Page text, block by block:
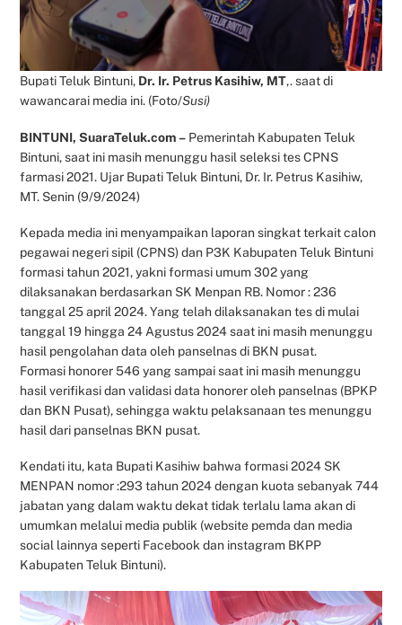
Bupati Teluk Bintuni, Dr. Ir. Petrus Kasihiw, MT,. saat di
wawancarai media ini. (Foto/Susi)
BINTUNI, SuaraTeluk.com – Pemerintah Kabupaten Teluk
Bintuni, saat ini masih menunggu hasil seleksi tes CPNS
farmasi 2021. Ujar Bupati Teluk Bintuni, Dr. Ir. Petrus Kasihiw,
MT. Senin (9/9/2024)
Kepada media ini menyampaikan laporan singkat terkait calon
pegawai negeri sipil (CPNS) dan P3K Kabupaten Teluk Bintuni
formasi tahun 2021, yakni formasi umum 302 yang
dilaksanakan berdasarkan SK Menpan RB. Nomor : 236
tanggal 25 april 2024. Yang telah dilaksanakan tes di mulai
tanggal 19 hingga 24 Agustus 2024 saat ini masih menunggu
hasil pengolahan data oleh panselnas di BKN pusat.
Formasi honorer 546 yang sampai saat ini masih menunggu
hasil verifikasi dan validasi data honorer oleh panselnas (BPKP
dan BKN Pusat), sehingga waktu pelaksanaan tes menunggu
hasil dari panselnas BKN pusat.
Kendati itu, kata Bupati Kasihiw bahwa formasi 2024 SK
MENPAN nomor :293 tahun 2024 dengan kuota sebanyak 744
jabatan yang dalam waktu dekat tidak terlalu lama akan di
umumkan melalui media publik (website pemda dan media
social lainnya seperti Facebook dan instagram BKPP
Kabupaten Teluk Bintuni).